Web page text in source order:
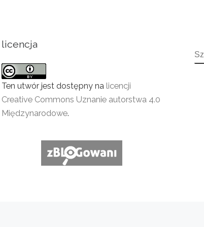
licencja
Ten utwór jest dostępny na licencji
Creative Commons Uznanie autorstwa 4.0
Międzynarodowe.